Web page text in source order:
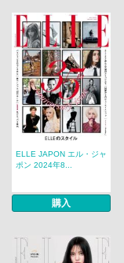
ELLE JAPON エル・ジャ
ポン 2024年8...
購入